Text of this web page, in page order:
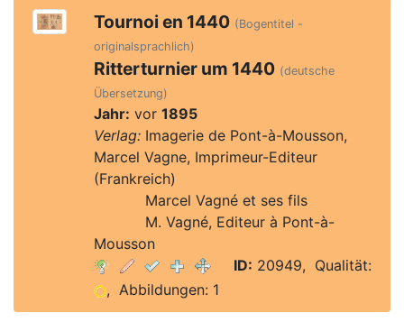
Tournoi en 1440 (Bogentitel -
originalsprachlich)
Ritterturnier um 1440 (deutsche
Übersetzung)
Jahr: vor 1895
Verlag:Imagerie de Pont-à-Mousson,
Marcel Vagne, Imprimeur-Editeur
(Frankreich)
Marcel Vagné et ses fils
M. Vagné, Editeur à Pont-à-
Mousson
ID: 20949, Qualität:
, Abbildungen: 1